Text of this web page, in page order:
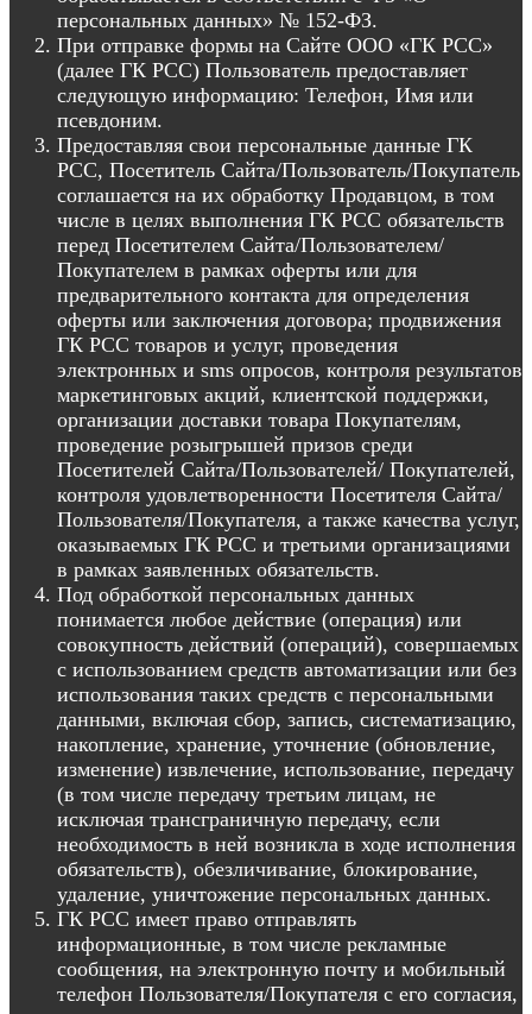
Оржицы Бетон Сокули Бетон Малиновые вечера
Глядино Бетон Малые Горки Бетон Ропшинские Горки
Бетон Большие Горки Бетон Кипень Бетон Терволово
Бетон Горбунки Бетон Синявино Бетон Берёзовое
Бетон Манушкино
Савочкино Бетон Серьги Бетон Мистолово Бетон
Энколово Бетон Корабсельки Бетон Порошкино Бетон
Медовое Бетон Вартемяги Бетон Касимово Бетон
Скотное Бетон Дранишники Бетон Агалатово Бетон
Верхние Осельки Бетон Гарболово Бетон Матокса
Бетон Лесколово Бетон Кискелово Бетон Хиттолово
Бетон Белоостров Бетон Ириновка Бетон Борисова
Грива Бетон Львовские Лужки Бетон Горы Бетон
Мыза-Ивановка Бетон Гостилицы Бетон Куйвози
Бетон Сосново Бетон Приозерск Бетон Громово Бетон
Иваново Бетон Кирпичное Бетон Зеленогорск Бетон
пос. Стеклянный
Фундамент 6 на 6 Фундамент 6 на 8 Фундамент 8 на 8
Фундамент 8 на 10 Фундамент 10 на 10 Фундамент 12
на 12 Монолитный фундамент плита под ключ
персональных данных» № 152-ФЗ.
При отправке формы на Сайте ООО «ГК РСС»
(далее ГК РСС) Пользователь предоставляет
следующую информацию: Телефон, Имя или
псевдоним.
Предоставляя свои персональные данные ГК
РСС, Посетитель Сайта/Пользователь/Покупатель
соглашается на их обработку Продавцом, в том
числе в целях выполнения ГК РСС обязательств
перед Посетителем Сайта/Пользователем/
Покупателем в рамках оферты или для
предварительного контакта для определения
оферты или заключения договора; продвижения
ГК РСС товаров и услуг, проведения
электронных и sms опросов, контроля результатов
маркетинговых акций, клиентской поддержки,
организации доставки товара Покупателям,
проведение розыгрышей призов среди
Посетителей Сайта/Пользователей/ Покупателей,
контроля удовлетворенности Посетителя Сайта/
Пользователя/Покупателя, а также качества услуг,
оказываемых ГК РСС и третьими организациями
в рамках заявленных обязательств.
Под обработкой персональных данных
понимается любое действие (операция) или
совокупность действий (операций), совершаемых
с использованием средств автоматизации или без
использования таких средств с персональными
данными, включая сбор, запись, систематизацию,
накопление, хранение, уточнение (обновление,
изменение) извлечение, использование, передачу
(в том числе передачу третьим лицам, не
исключая трансграничную передачу, если
необходимость в ней возникла в ходе исполнения
обязательств), обезличивание, блокирование,
удаление, уничтожение персональных данных.
ГК РСС имеет право отправлять
информационные, в том числе рекламные
сообщения, на электронную почту и мобильный
телефон Пользователя/Покупателя с его согласия,